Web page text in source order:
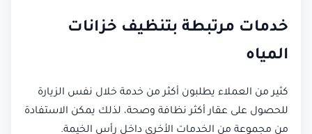
خدمات مرتبطة بتنظيف خزانات
المياه
كثير من العملاء يطلبون أكثر من خدمة خلال نفس الزيارة
للحصول على عقار أكثر نظافة وصحة، لذلك يمكن الاستفادة
من مجموعة من الخدمات الأخرى داخل رأس الخيمة.